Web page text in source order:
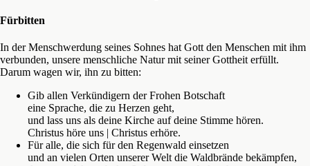
Fürbitten
In der Menschwerdung seines Sohnes hat Gott den Menschen mit ihm
verbunden, unsere menschliche Natur mit seiner Gottheit erfüllt.
Darum wagen wir, ihn zu bitten:
Gib allen Verkündigern der Frohen Botschaft
eine Sprache, die zu Herzen geht,
und lass uns als deine Kirche auf deine Stimme hören.
Christus höre uns | Christus erhöre.
Für alle, die sich für den Regenwald einsetzen
und an vielen Orten unserer Welt die Waldbrände bekämpfen,